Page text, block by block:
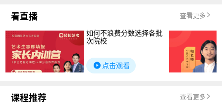
看直播 查看更多
如何不浪费分数选择各批
次院校
点击观看
课程推荐 查看更多